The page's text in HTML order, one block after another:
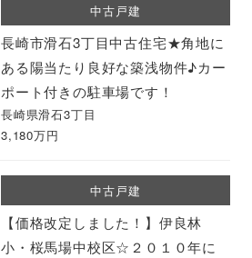
中古戸建
長崎市滑石3丁目中古住宅★角地に
ある陽当たり良好な築浅物件♪カー
ポート付きの駐車場です！
長崎県滑石3丁目
3,180万円
中古戸建
【価格改定しました！】伊良林
小・桜馬場中校区☆２０１０年に